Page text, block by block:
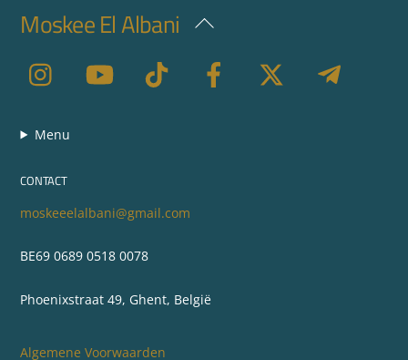
Back
Top
Moskee El Albani
Menu
CONTACT
moskeeelalbani@gmail.com
BE69 0689 0518 0078
Phoenixstraat 49, Ghent, België
Algemene Voorwaarden